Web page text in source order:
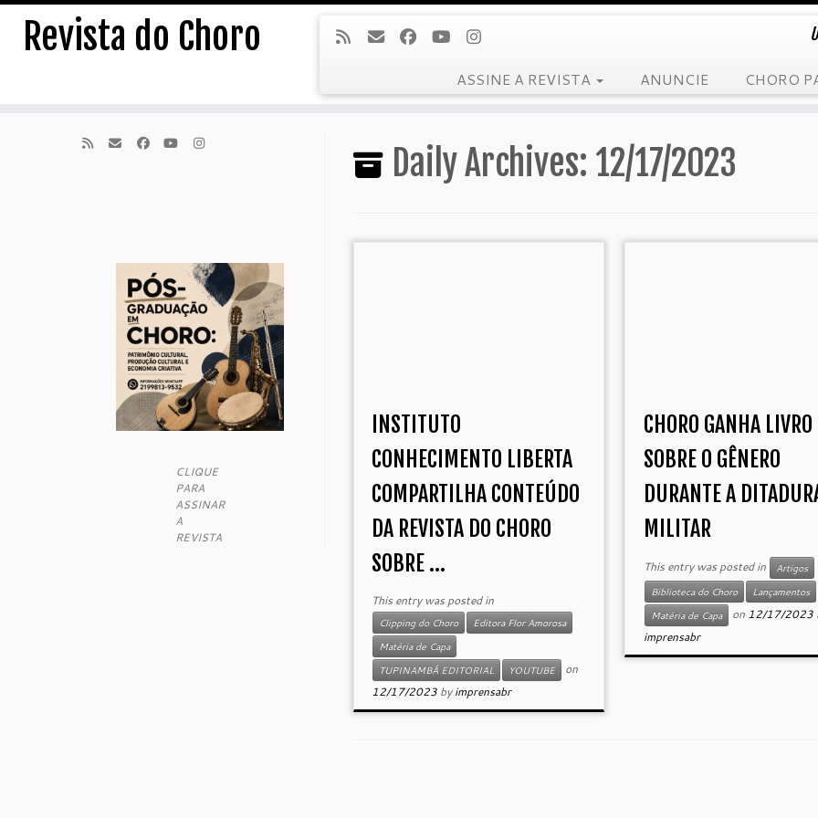
Skip
contentRevista do Choro
ASSINE A REVISTA ANUNCIE CHORO
CLIQUE
PARA
ASSINAR
A
REVISTA
Daily Archives: 12/17/2023
INSTITUTO
CONHECIMENTO LIBERTA
COMPARTILHA CONTEÚDO
DA REVISTA DO CHORO
SOBRE ...
This entry was posted in
Clipping do Choro
Editora Flor Amorosa
Matéria de Capa
TUPINAMBÁ EDITORIAL
YOUTUBE
on
12/17/2023 byimprensabr
CHORO GANHA LIVRO
SOBRE O GÊNERO
DURANTE A
MILITAR
This entry was posted in
Artigos
Biblioteca do Choro
Lançamentos
Matéria de Capa
on 12/17/2023
imprensabr